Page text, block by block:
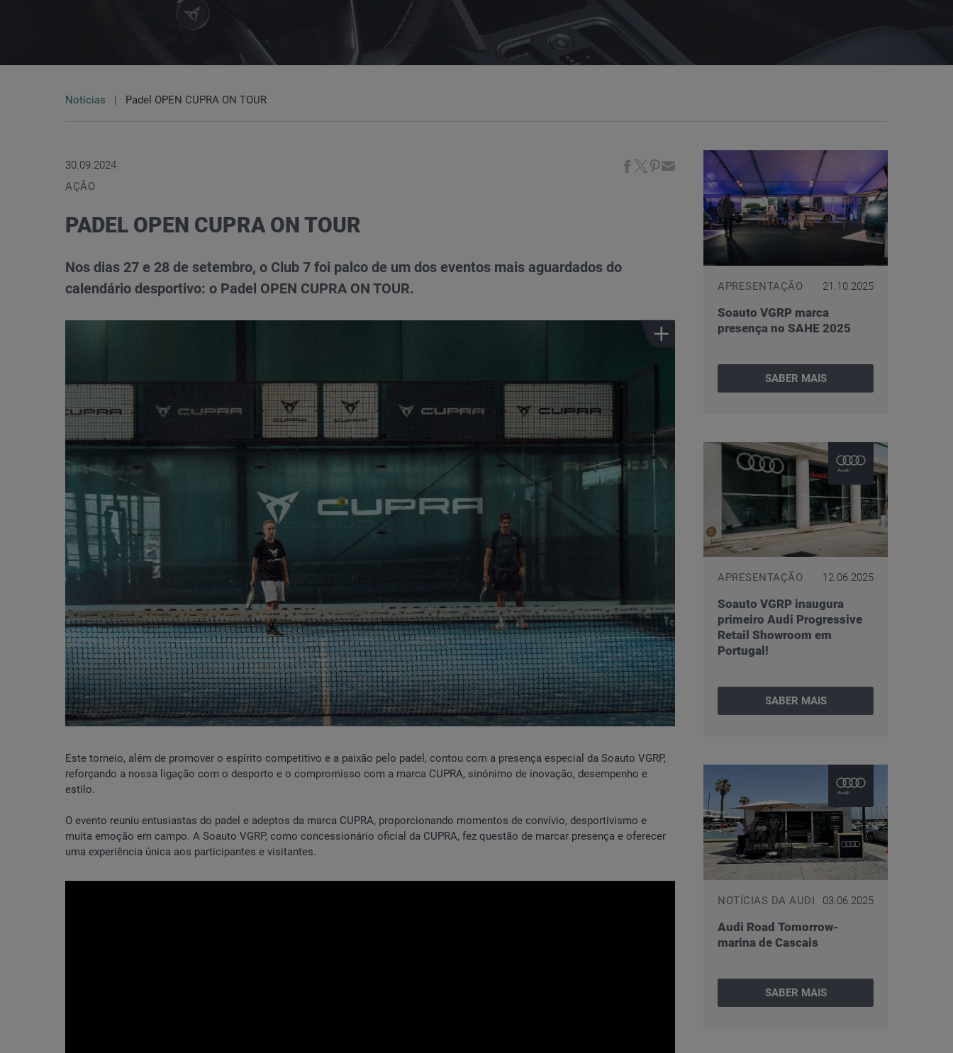
CUPRA City Garage Soauto Audi City Estoril
Notícias Padel OPEN CUPRA ON TOUR
30.09.2024
AÇÃO
PADEL OPEN CUPRA ON TOUR
Nos dias 27 e 28 de setembro, o Club 7 foi palco de um dos eventos mais aguardados do
calendário desportivo: o Padel OPEN CUPRA ON TOUR.
Este torneio, além de promover o espírito competitivo e a paixão pelo padel, contou com a presença especial da Soauto VGRP,
reforçando a nossa ligação com o desporto e o compromisso com a marca CUPRA, sinónimo de inovação, desempenho e
estilo.
O evento reuniu entusiastas do padel e adeptos da marca CUPRA, proporcionando momentos de convívio, desportivismo e
muita emoção em campo. A Soauto VGRP, como concessionário oficial da CUPRA, fez questão de marcar presença e oferecer
uma experiência única aos participantes e visitantes.
APRESENTAÇÃO 21.10.2025
Soauto VGRP marca
presença no SAHE 2025
SABER MAIS
APRESENTAÇÃO 12.06.2025
Soauto VGRP inaugura
primeiro Audi Progressive
Retail Showroom em
Portugal!
SABER MAIS
NOTÍCIAS DA AUDI 03.06.2025
Audi Road Tomorrow-
marina de Cascais
SABER MAIS